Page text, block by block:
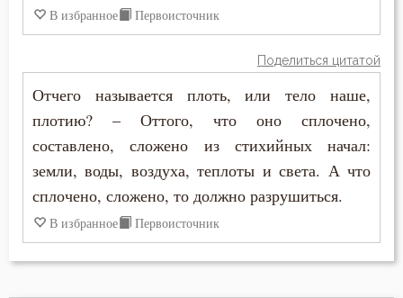
Врач
Гордость
Грех
Дело
Григорий Палама
Григорий Синаит
Ефрем Сирин
Игнатий Брянчанинов
Иларион Оптинский (Пономарёв)
Иоанн Златоуст
В избранное Первоисточник
Поделиться цитатой
Отчего называется плоть, или тело наше,
плотию? – Оттого, что оно сплочено,
составлено, сложено из стихийных начал:
земли, воды, воздуха, теплоты и света. А что
сплочено, сложено, то должно разрушиться.
В избранное Первоисточник